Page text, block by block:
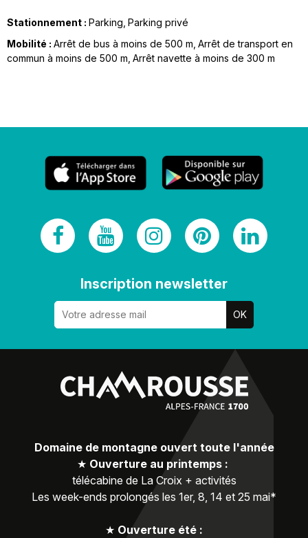
Stationnement : Parking Parking privé
Mobilité : Arrêt de bus à moins de 500 m Arrêt de transport en
commun à moins de 500 m Arrêt navette à moins de 300 m
Inscription newsletter
Domaine de montagne ouvert toute l'année
★ Ouverture au printemps :
télécabine de La Croix + activités
Les week-ends prolongés les 1er, 8, 14 et 25 mai*
★ Ouverture été :